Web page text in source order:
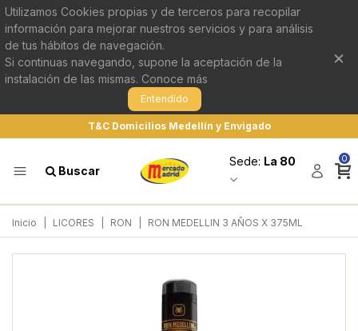
Utilizamos Cookies propias y de terceros para recopilar
información para mejorar nuestros servicios y para análisis
de tus hábitos de navegación.
Si continuas navegando, supone la aceptación de la
instalación de las mismas. Conoce más
Entendido
×
T&C Domicilios Medellín y Envigado
Buscar
Sede: La 80 0
Inicio LICORES RON RON MEDELLIN 3 AÑOS X 375ML